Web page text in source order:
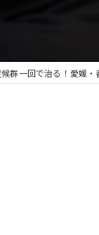
群一回で治る！愛媛